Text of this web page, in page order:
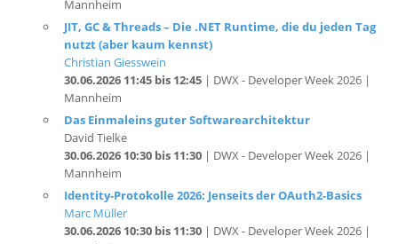
nutzt (aber kaum kennst)
Christian Giesswein
30.06.2026 11:45 bis 12:45| DWX - Developer Week 2026 |
Mannheim
Das Einmaleins guter Softwarearchitektur
David Tielke
30.06.2026 10:30 bis 11:30| DWX - Developer Week 2026 |
Mannheim
Identity-Protokolle 2026: Jenseits der OAuth2-Basics
Marc Müller
30.06.2026 10:30 bis 11:30| DWX - Developer Week 2026 |
Mannheim
Data-Driven Web-Apps mit Blazor & EF Core